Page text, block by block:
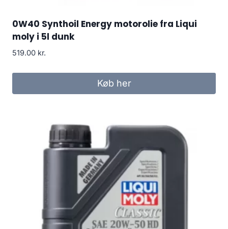
0W40 Synthoil Energy motorolie fra Liqui
moly i 5l dunk
519.00 kr.
Køb her